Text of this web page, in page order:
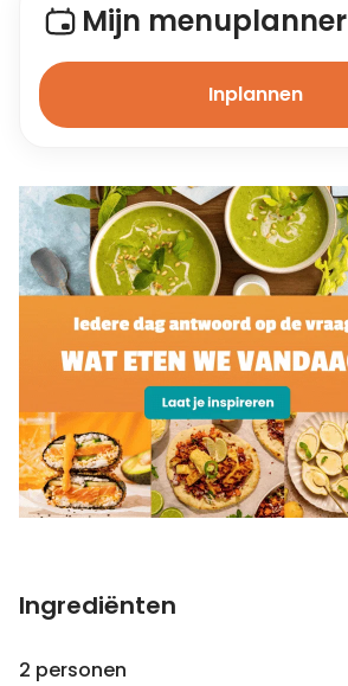
Mijn menuplanner
Inplannen
Ingrediënten
2 personen